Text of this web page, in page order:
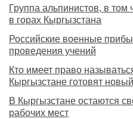
Группа альпинистов, в том
в горах Кыргызстана
Российские военные
проведения учений
Кто имеет право
Кыргызстане готовят
В Кыргызстане остаются
рабочих мест